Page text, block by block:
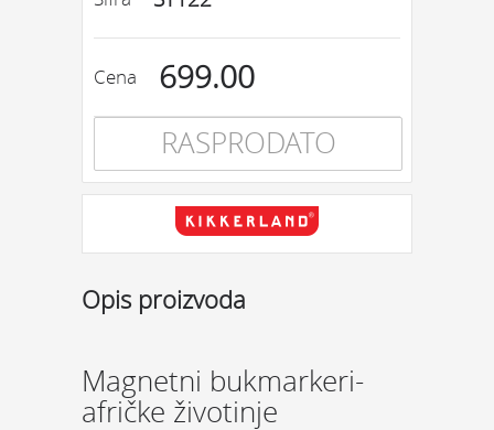
Cena 699.00
RASPRODATO
Opis proizvoda
Magnetni bukmarkeri-
afričke životinje